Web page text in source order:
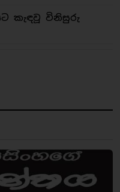
කැඳවූ විනිසුරු